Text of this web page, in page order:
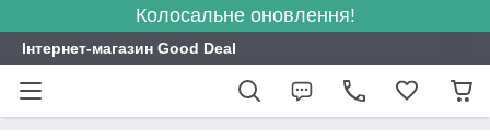
Колосальне оновлення!
Інтернет-магазин Good Deal